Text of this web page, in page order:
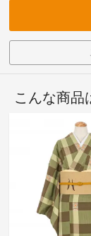
こんな商品